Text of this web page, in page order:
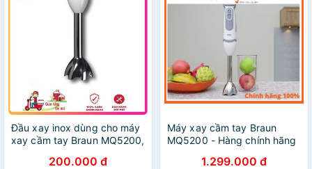
Đầu xay inox dùng cho máy
xay cầm tay Braun MQ5200,
200.000 đ
Máy xay cầm tay Braun
MQ5200 - Hàng chính hãng
1.299.000 đ